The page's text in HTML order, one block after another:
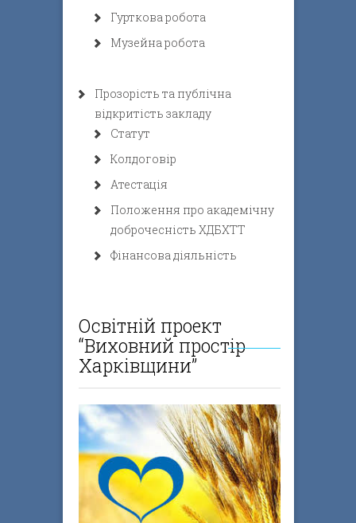
Гурткова робота
Музейна робота
Прозорість та публічна
відкритість закладу
Статут
Колдоговір
Атестація
Положення про академічну
доброчесність ХДБХТТ
Фінансова діяльність
Освітній проект
“Виховний простір
Харківщини”